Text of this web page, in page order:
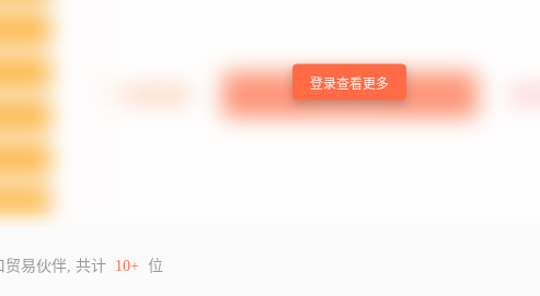
登录查看更多
贸易伙伴, 共计 10+ 位